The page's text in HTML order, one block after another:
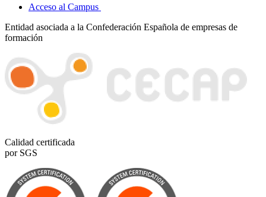
Acceso al Campus
Entidad asociada a la Confederación Española de empresas de
formación
Calidad certificada
por SGS